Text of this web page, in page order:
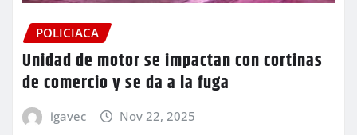
POLICIACA
Unidad de motor se impactan con cortinas
de comercio y se da a la fuga
igavec Nov 22, 2025